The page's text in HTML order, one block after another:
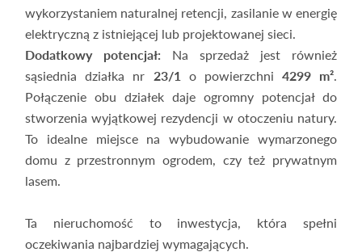
wykorzystaniem naturalnej retencji, zasilanie w energię
elektryczną z istniejącej lub projektowanej sieci.
Dodatkowy potencjał: Na sprzedaż jest również
sąsiednia działka nr 23/1 o powierzchni 4299 m².
Połączenie obu działek daje ogromny potencjał do
stworzenia wyjątkowej rezydencji w otoczeniu natury.
To idealne miejsce na wybudowanie wymarzonego
domu z przestronnym ogrodem, czy też prywatnym
lasem.
Ta nieruchomość to inwestycja, która spełni
oczekiwania najbardziej wymagających.